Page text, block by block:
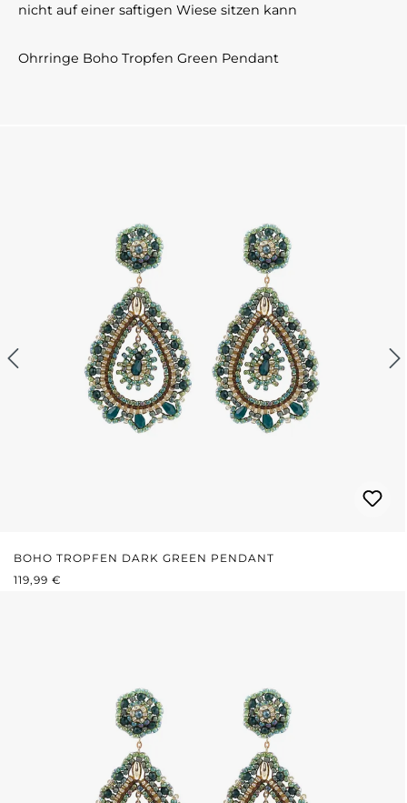
nicht auf einer saftigen Wiese sitzen kann
Ohrringe Boho Tropfen Green Pendant
BOHO TROPFEN DARK GREEN PENDANT
REGULÄRER PREIS:
119,99 €